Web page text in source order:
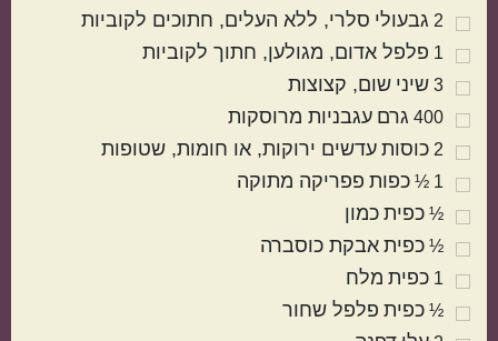
2 גבעולי סלרי ללא העלים, חתוכים לקוביות
1 פלפל אדום מגולען, חתוך לקוביות
3 שיני שום קצוצות
400 גרם עגבניות מרוסקות
2 כוסות עדשים ירוקות או חומות, שטופות
1 ½ כפות פפריקה מתוקה
½ כפית כמון
½ כפית אבקת כוסברה
1 כפית מלח
½ כפית פלפל שחור
סלטים
מטבח עולמי